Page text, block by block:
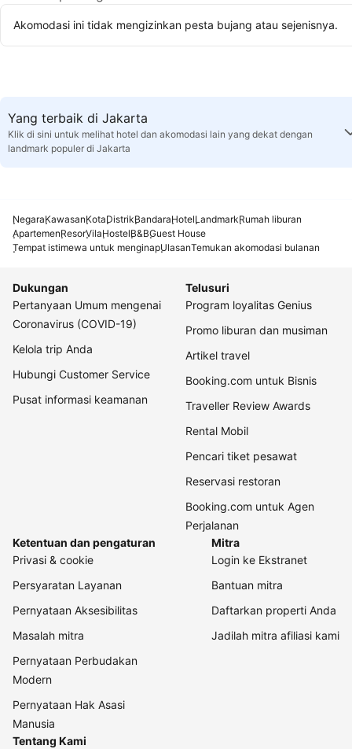
Akomodasi ini tidak mengizinkan pesta bujang atau sejenisnya.
Yang terbaik di Jakarta
Klik di sini untuk melihat hotel dan akomodasi lain yang dekat dengan
landmark populer di Jakarta
NegaraKawasanKotaDistrikBandaraHotelLandmarkRumah liburan
ApartemenResorVilaHostelB&BGuest House
Tempat istimewa untuk menginapUlasanTemukan akomodasi bulanan
Dukungan
Pertanyaan Umum mengenai
Coronavirus (COVID-19)
Kelola trip Anda
Hubungi Customer Service
Pusat informasi keamanan
Telusuri
Program loyalitas Genius
Promo liburan dan musiman
Artikel travel
Booking.com untuk Bisnis
Traveller Review Awards
Rental Mobil
Pencari tiket pesawat
Reservasi restoran
Booking.com untuk Agen
Perjalanan
Ketentuan dan pengaturan
Privasi & cookie
Persyaratan Layanan
Pernyataan Aksesibilitas
Masalah mitra
Pernyataan Perbudakan
Modern
Pernyataan Hak Asasi
Manusia
Mitra
Login ke Ekstranet
Bantuan mitra
Daftarkan properti Anda
Jadilah mitra afiliasi kami
Tentang Kami